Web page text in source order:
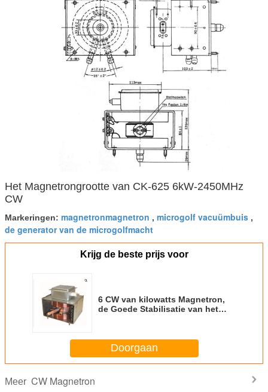
Het Magnetrongrootte van CK-625 6kW-2450MHz
CW
Markeringen: magnetronmagnetron , microgolf vacuümbuis ,
de generator van de microgolfmacht
Krijg de beste prijs voor
6 CW van kilowatts Magnetron,
de Goede Stabilisatie van het
Doorgaan
Meer CW Magnetron